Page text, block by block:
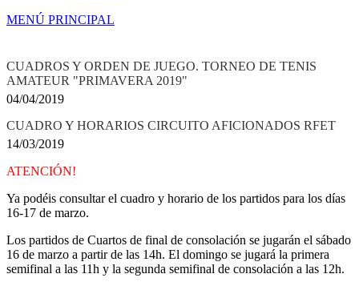
MENÚ PRINCIPAL
CUADROS Y ORDEN DE JUEGO. TORNEO DE TENIS
AMATEUR "PRIMAVERA 2019"
04/04/2019
CUADRO Y HORARIOS CIRCUITO AFICIONADOS RFET
14/03/2019
ATENCIÓN!
Ya podéis consultar el cuadro y horario de los partidos para los días
16-17 de marzo.
Los partidos de Cuartos de final de consolación se jugarán el sábado
16 de marzo a partir de las 14h. El domingo se jugará la primera
semifinal a las 11h y la segunda semifinal de consolación a las 12h.